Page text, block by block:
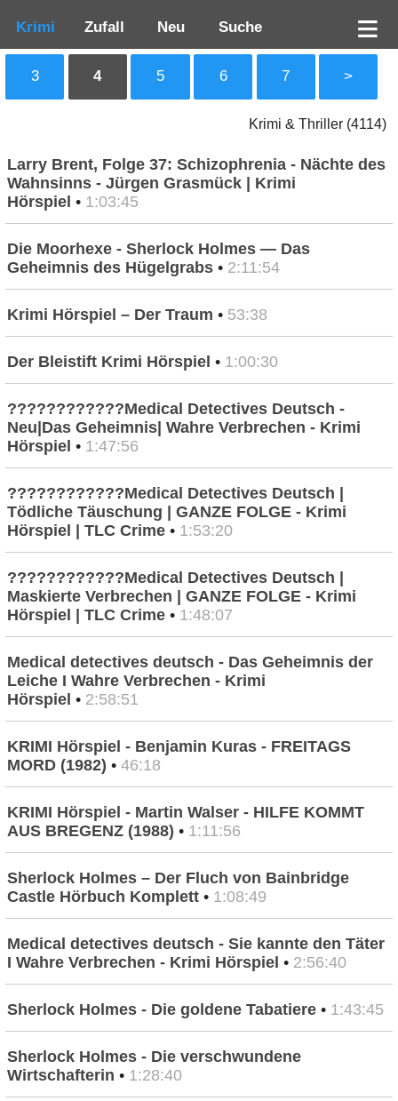
Krimi Zufall Neu Suche
3 4 5 6 7 >
Krimi & Thriller (4114)
Larry Brent, Folge 37: Schizophrenia - Nächte des
Wahnsinns - Jürgen Grasmück | Krimi
Hörspiel • 1:03:45
Die Moorhexe - Sherlock Holmes — Das
Geheimnis des Hügelgrabs • 2:11:54
Krimi Hörspiel – Der Traum • 53:38
Der Bleistift Krimi Hörspiel • 1:00:30
????????????Medical Detectives Deutsch -
Neu|Das Geheimnis| Wahre Verbrechen - Krimi
Hörspiel • 1:47:56
????????????Medical Detectives Deutsch |
Tödliche Täuschung | GANZE FOLGE - Krimi
Hörspiel | TLC Crime • 1:53:20
????????????Medical Detectives Deutsch |
Maskierte Verbrechen | GANZE FOLGE - Krimi
Hörspiel | TLC Crime • 1:48:07
Medical detectives deutsch - Das Geheimnis der
Leiche I Wahre Verbrechen - Krimi
Hörspiel • 2:58:51
KRIMI Hörspiel - Benjamin Kuras - FREITAGS
MORD (1982) • 46:18
KRIMI Hörspiel - Martin Walser - HILFE KOMMT
AUS BREGENZ (1988) • 1:11:56
Sherlock Holmes – Der Fluch von Bainbridge
Castle Hörbuch Komplett • 1:08:49
Medical detectives deutsch - Sie kannte den Täter
I Wahre Verbrechen - Krimi Hörspiel • 2:56:40
Sherlock Holmes - Die goldene Tabatiere • 1:43:45
Sherlock Holmes - Die verschwundene
Wirtschafterin • 1:28:40